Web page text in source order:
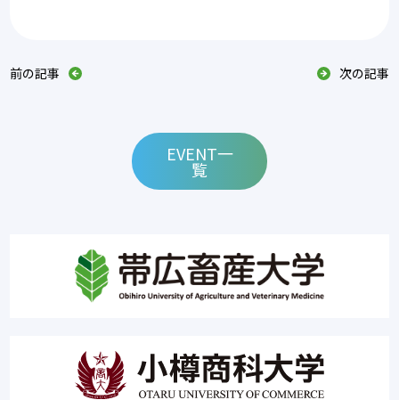
前の記事 次の記事
EVENT一
覧